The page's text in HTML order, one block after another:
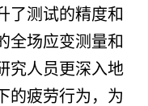
了测试的精度和
全场应变测量和
究人员更深入地
的疲劳行为，为